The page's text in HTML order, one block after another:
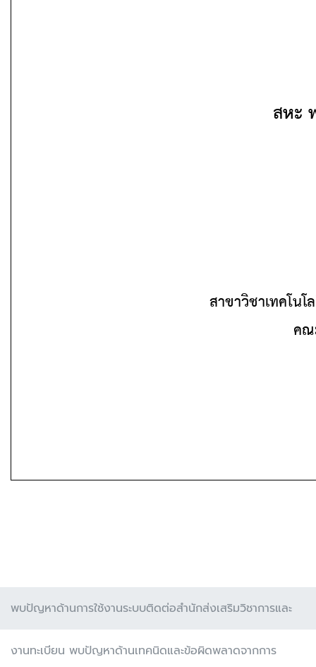
พบปัญหาด้านการใช้งานระบบติดต่อสำนักส่งเสริมวิชาการและ
งานทะเบียน พบปัญหาด้านเทคนิดและข้อผิดพลาดจากการ